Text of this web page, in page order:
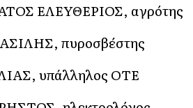
ΕΛΕΥΘΕΡΙΟΣ, αγρότης
πυροσβέστης
υπάλληλος ΟΤΕ